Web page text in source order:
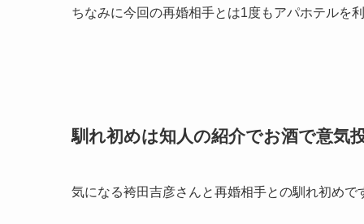
ちなみに今回の再婚相手とは1度もアパホテルを
馴れ初めは知人の紹介でお酒で意気
気になる袴田吉彦さんと再婚相手との馴れ初め